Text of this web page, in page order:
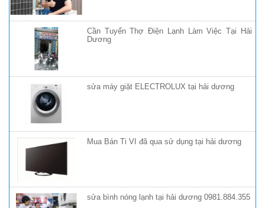
Cần Tuyển Thợ Điện Lạnh Làm Việc Tại Hải
Dương
sửa máy giặt ELECTROLUX tại hải dương
Mua Bán Ti VI đã qua sử dụng tại hải dương
sửa bình nóng lạnh tại hải dương 0981.884.355